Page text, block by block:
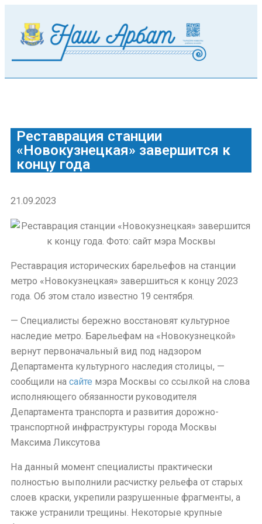
Реставрация станции
«Новокузнецкая» завершится к
концу года
21.09.2023
Реставрация исторических барельефов на станции
метро «Новокузнецкая» завершиться к концу 2023
года. Об этом стало известно 19 сентября.
— Специалисты бережно восстановят культурное
наследие метро. Барельефам на «Новокузнецкой»
вернут первоначальный вид под надзором
Департамента культурного наследия столицы, —
сообщили на сайте мэра Москвы со ссылкой на слова
исполняющего обязанности руководителя
Департамента транспорта и развития дорожно-
транспортной инфраструктуры города Москвы
Максима Ликсутова
На данный момент специалисты практически
полностью выполнили расчистку рельефа от старых
слоев краски, укрепили разрушенные фрагменты, а
также устранили трещины. Некоторые крупные